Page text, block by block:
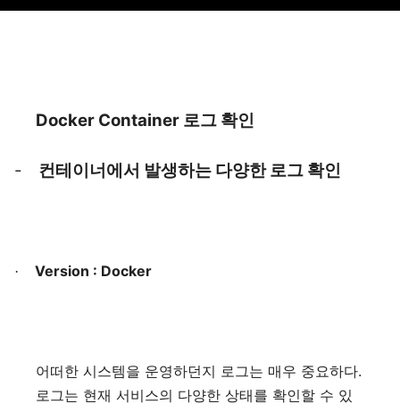
Docker Container 로그 확인
- 컨테이너에서 발생하는 다양한 로그 확인
· Version : Docker
어떠한 시스템을 운영하던지 로그는 매우 중요하다.
로그는 현재 서비스의 다양한 상태를 확인할 수 있